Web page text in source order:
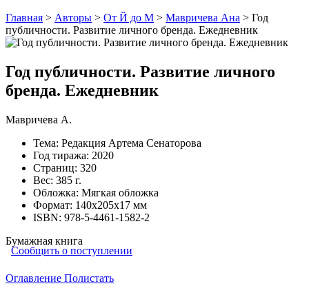
Главная > Авторы > От Й до М > Мавричева Ана > Год
публичности. Развитие личного бренда. Ежедневник
Год публичности. Развитие личного
бренда. Ежедневник
Мавричева А.
Тема: Редакция Артема Сенаторова
Год тиража: 2020
Страниц: 320
Вес: 385 г.
Обложка: Мягкая обложка
Формат: 140х205х17 мм
ISBN: 978-5-4461-1582-2
Бумажная книга
Сообщить о поступлении
Оглавление Полистать